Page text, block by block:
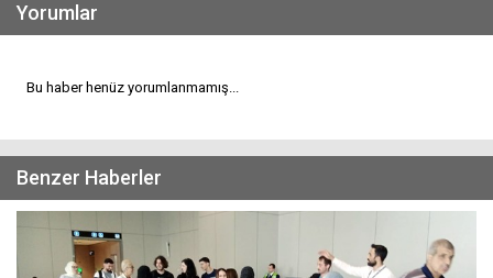
Yorumlar
Bu haber henüz yorumlanmamış...
Benzer Haberler